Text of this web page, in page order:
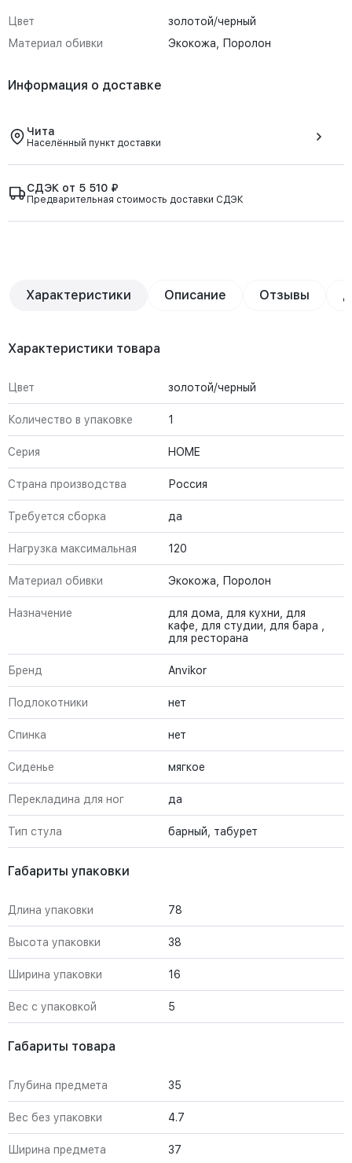
Цвет
золотой/черный
Материал обивки
Экокожа, Поролон
Информация о доставке
Чита
Населённый пункт доставки
СДЭК от 5 510 ₽
Предварительная стоимость доставки СДЭК
Характеристики Описание Отзывы
Характеристики товара
Цвет золотой/черный
Количество в упаковке 1
Серия HOME
Страна производства Россия
Требуется сборка да
Нагрузка максимальная 120
Материал обивки Экокожа, Поролон
Назначение
для дома, для кухни, для
кафе, для студии, для бара ,
для ресторана
Бренд Anvikor
Подлокотники нет
Спинка нет
Сиденье мягкое
Перекладина для ног да
Тип стула барный, табурет
Габариты упаковки
Длина упаковки 78
Высота упаковки 38
Ширина упаковки 16
Вес с упаковкой 5
Габариты товара
Глубина предмета 35
Вес без упаковки 4.7
Ширина предмета 37